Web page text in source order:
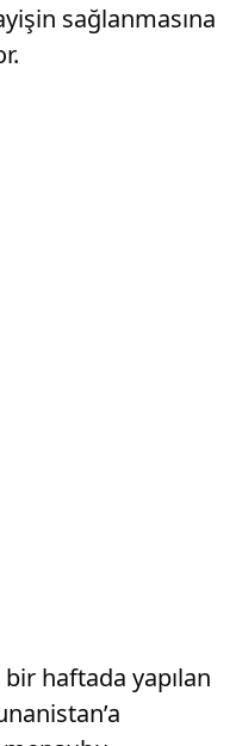
sağlanmasına
haftada yapılan